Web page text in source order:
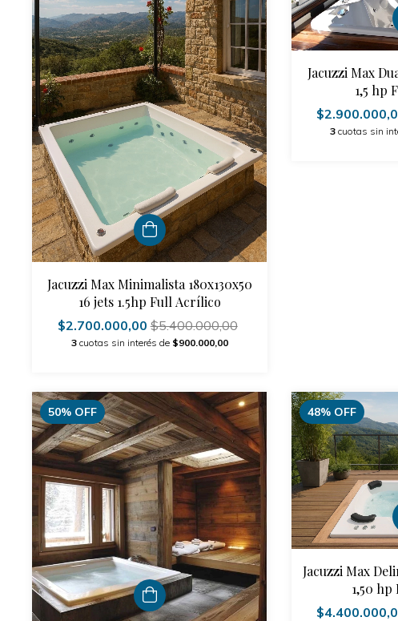
Jacuzzi Max Minimalista 180x130x50
16 jets 1.5hp Full Acrílico
$2.700.000,00$5.400.000,00
3 cuotas sin interés de $900.000,00
Jacuzzi Max
1,5 hp
3 cuotas sin
50% OFF 48% OFF
Jacuzzi Max
1,50